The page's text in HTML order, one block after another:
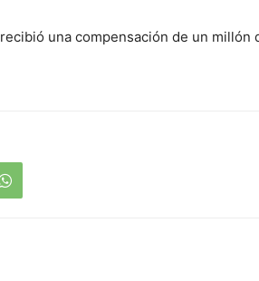
una compensación de un millón